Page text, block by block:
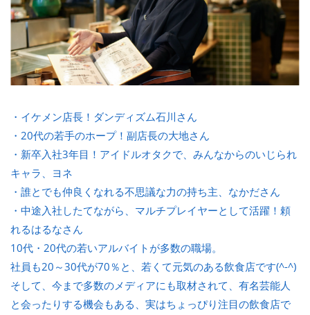
・イケメン店長！ダンディズム石川さん
・20代の若手のホープ！副店長の大地さん
・新卒入社3年目！アイドルオタクで、みんなからのいじられ
キャラ、ヨネ
・誰とでも仲良くなれる不思議な力の持ち主、なかださん
・中途入社したてながら、マルチプレイヤーとして活躍！頼
れるはるなさん
10代・20代の若いアルバイトが多数の職場。
社員も20～30代が70％と、若くて元気のある飲食店です(^-^)
そして、今まで多数のメディアにも取材されて、有名芸能人
と会ったりする機会もある、実はちょっぴり注目の飲食店で